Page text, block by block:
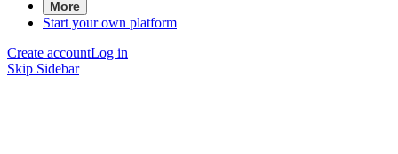
More
Start your own platform
Create accountLog in
Skip Sidebar